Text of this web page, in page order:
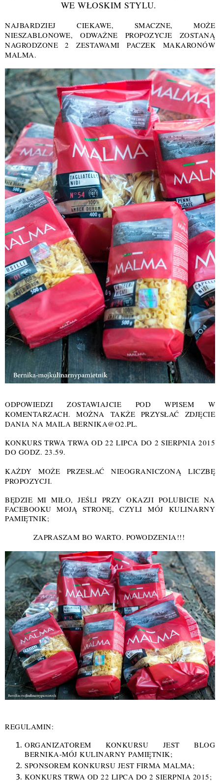
WE WŁOSKIM STYLU.
NAJBARDZIEJ CIEKAWE, SMACZNE, MOŻE
NIESZABLONOWE, ODWAŻNE PROPOZYCJE ZOSTANĄ
NAGRODZONE 2 ZESTAWAMI PACZEK MAKARONÓW
MALMA.
ODPOWIEDZI ZOSTAWIAJCIE POD WPISEM W
KOMENTARZACH. MOŻNA TAKŻE PRZYSŁAĆ ZDJĘCIE
DANIA NA MAILA BERNIKA@O2.PL.
KONKURS TRWA TRWA OD 22 LIPCA DO 2 SIERPNIA 2015
DO GODZ. 23.59.
KAŻDY MOŻE PRZESŁAĆ NIEOGRANICZONĄ LICZBĘ
PROPOZYCJI.
BĘDZIE MI MIŁO, JEŚLI PRZY OKAZJI POLUBICIE NA
FACEBOOKU MOJĄ STRONĘ, CZYLIMÓJ KULINARNY
PAMIĘTNIK;
ZAPRASZAM BO WARTO. POWODZENIA!!!
REGULAMIN:
ORGANIZATOREM KONKURSU JEST BLOG
BERNIKA-MÓJ KULINARNY PAMIĘTNIK;
SPONSOREM KONKURSU JEST FIRMA MALMA;
KONKURS TRWA OD 22 LIPCA DO 2 SIERPNIA 2015;